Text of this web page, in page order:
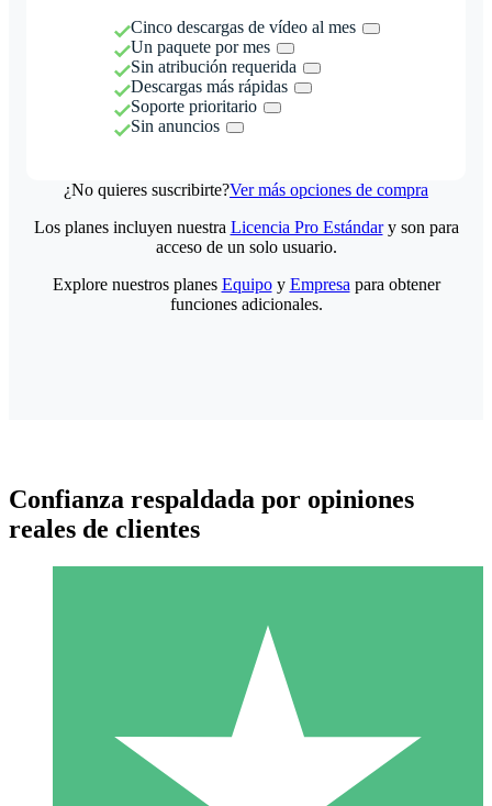
Cinco descargas de vídeo al mes
Un paquete por mes
Sin atribución requerida
Descargas más rápidas
Soporte prioritario
Sin anuncios
¿No quieres suscribirte?Ver más opciones de compra
Paquetes de Créditos Individuales
Paga según el uso con créditos de descarga. Sin compromiso
Los planes incluyen nuestra Licencia Pro Estándary son para
acceso de un solo usuario.
Explore nuestros planes Equipoy Empresa para obtener
funciones adicionales.
Confianza respaldada por opiniones
reales de clientes